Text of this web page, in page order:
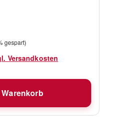
gespart)
Versandkosten